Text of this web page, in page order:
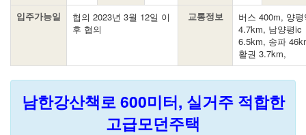
입주가능일
협의 2023년 3월 12일 이
후 협의
교통정보
버스 400m, 양
4.7km, 남양평ic
6.5km, 송파
활권 3.7km,
남한강산책로 600미터, 실거주 적합한
고급모던주택